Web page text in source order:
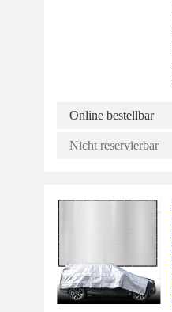
Online bestellbar
Nicht reservierbar